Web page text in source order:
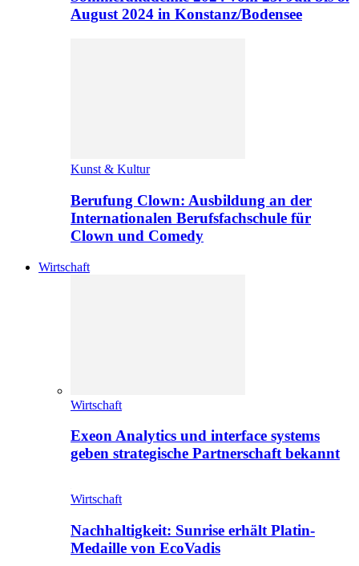
August 2024 in Konstanz/Bodensee
Kunst & Kultur
Berufung Clown: Ausbildung an der
Internationalen Berufsfachschule für
Clown und Comedy
Wirtschaft
Wirtschaft
Exeon Analytics und interface systems
geben strategische Partnerschaft bekannt
Wirtschaft
Nachhaltigkeit: Sunrise erhält Platin-
Medaille von EcoVadis